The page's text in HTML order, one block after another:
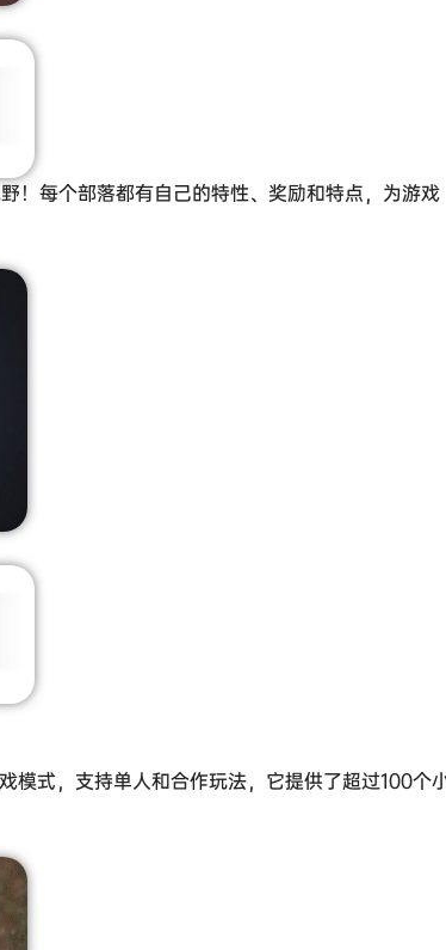
！每个部落都有自己的特性、奖励和特点，为游戏
模式，支持单人和合作玩法，它提供了超过100个